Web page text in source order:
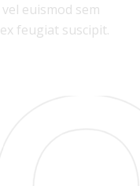
euismod sem
feugiat suscipit.